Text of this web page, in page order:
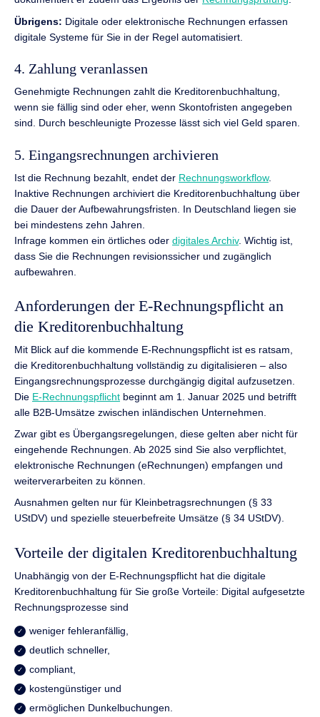
Übrigens: Digitale oder elektronische Rechnungen erfassen
digitale Systeme für Sie in der Regel automatisiert.
4. Zahlung veranlassen
Genehmigte Rechnungen zahlt die Kreditorenbuchhaltung,
wenn sie fällig sind oder eher, wenn Skontofristen angegeben
sind. Durch beschleunigte Prozesse lässt sich viel Geld sparen.
5. Eingangsrechnungen archivieren
Ist die Rechnung bezahlt, endet der Rechnungsworkflow.
Inaktive Rechnungen archiviert die Kreditorenbuchhaltung über
die Dauer der Aufbewahrungsfristen. In Deutschland liegen sie
bei mindestens zehn Jahren.
Infrage kommen ein örtliches oder digitales Archiv. Wichtig ist,
dass Sie die Rechnungen revisionssicher und zugänglich
aufbewahren.
Anforderungen der E-Rechnungspflicht an
die Kreditorenbuchhaltung
Mit Blick auf die kommende E-Rechnungspflicht ist es ratsam,
die Kreditorenbuchhaltung vollständig zu digitalisieren – also
Eingangsrechnungsprozesse durchgängig digital aufzusetzen.
Die E-Rechnungspflicht beginnt am 1. Januar 2025 und betrifft
alle B2B-Umsätze zwischen inländischen Unternehmen.
Zwar gibt es Übergangsregelungen, diese gelten aber nicht für
eingehende Rechnungen. Ab 2025 sind Sie also verpflichtet,
elektronische Rechnungen (eRechnungen) empfangen und
weiterverarbeiten zu können.
Ausnahmen gelten nur für Kleinbetragsrechnungen (§ 33
UStDV) und spezielle steuerbefreite Umsätze (§ 34 UStDV).
Vorteile der digitalen Kreditorenbuchhaltung
Unabhängig von der E-Rechnungspflicht hat die digitale
Kreditorenbuchhaltung für Sie große Vorteile: Digital aufgesetzte
Rechnungsprozesse sind
weniger fehleranfällig,
deutlich schneller,
compliant,
kostengünstiger und
ermöglichen Dunkelbuchungen.